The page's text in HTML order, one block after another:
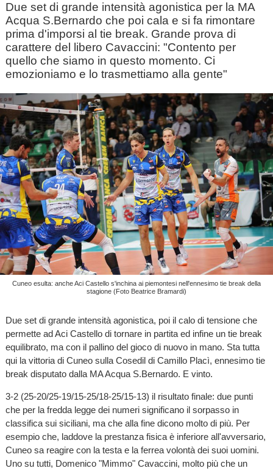
Due set di grande intensità agonistica per la MA
Acqua S.Bernardo che poi cala e si fa rimontare
prima d'imporsi al tie break. Grande prova di
carattere del libero Cavaccini: "Contento per
quello che siamo in questo momento. Ci
emozioniamo e lo trasmettiamo alla gente"
Cuneo esulta: anche Aci Castello s'inchina ai piemontesi nell'ennesimo tie break della
stagione (Foto Beatrice Bramardi)
Due set di grande intensità agonistica, poi il calo di tensione che
permette ad Aci Castello di tornare in partita ed infine un tie break
equilibrato, ma con il pallino del gioco di nuovo in mano. Sta tutta
qui la vittoria di Cuneo sulla Cosedil di Camillo Placì, ennesimo tie
break disputato dalla MA Acqua S.Bernardo. E vinto.
3-2 (25-20/25-19/15-25/18-25/15-13) il risultato finale: due punti
che per la fredda legge dei numeri significano il sorpasso in
classifica sui siciliani, ma che alla fine dicono molto di più. Per
esempio che, laddove la prestanza fisica è inferiore all'avversario,
Cuneo sa reagire con la testa e la ferrea volontà dei suoi uomini.
Uno su tutti, Domenico "Mimmo" Cavaccini, molto più che un